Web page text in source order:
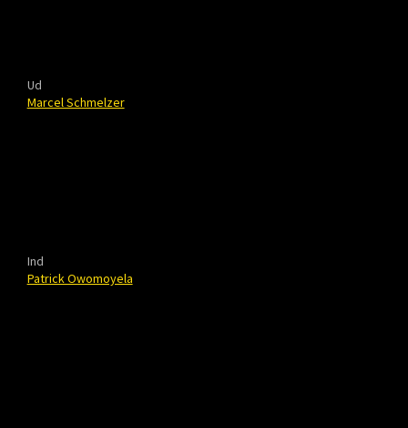
Ud
Marcel Schmelzer
Ind
Patrick Owomoyela